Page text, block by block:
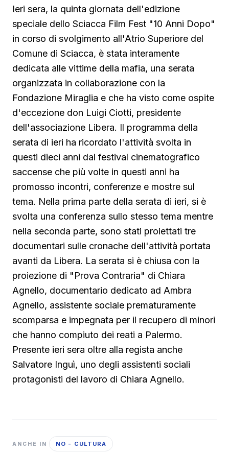
Ieri sera, la quinta giornata dell'edizione
speciale dello Sciacca Film Fest "10 Anni Dopo"
in corso di svolgimento all'Atrio Superiore del
Comune di Sciacca, è stata interamente
dedicata alle vittime della mafia, una serata
organizzata in collaborazione con la
Fondazione Miraglia e che ha visto come ospite
d'eccezione don Luigi Ciotti, presidente
dell'associazione Libera. Il programma della
serata di ieri ha ricordato l'attività svolta in
questi dieci anni dal festival cinematografico
saccense che più volte in questi anni ha
promosso incontri, conferenze e mostre sul
tema. Nella prima parte della serata di ieri, si è
svolta una conferenza sullo stesso tema mentre
nella seconda parte, sono stati proiettati tre
documentari sulle cronache dell'attività portata
avanti da Libera. La serata si è chiusa con la
proiezione di "Prova Contraria" di Chiara
Agnello, documentario dedicato ad Ambra
Agnello, assistente sociale prematuramente
scomparsa e impegnata per il recupero di minori
che hanno compiuto dei reati a Palermo.
Presente ieri sera oltre alla regista anche
Salvatore Inguì, uno degli assistenti sociali
protagonisti del lavoro di Chiara Agnello.
ANCHE IN NO - CULTURA